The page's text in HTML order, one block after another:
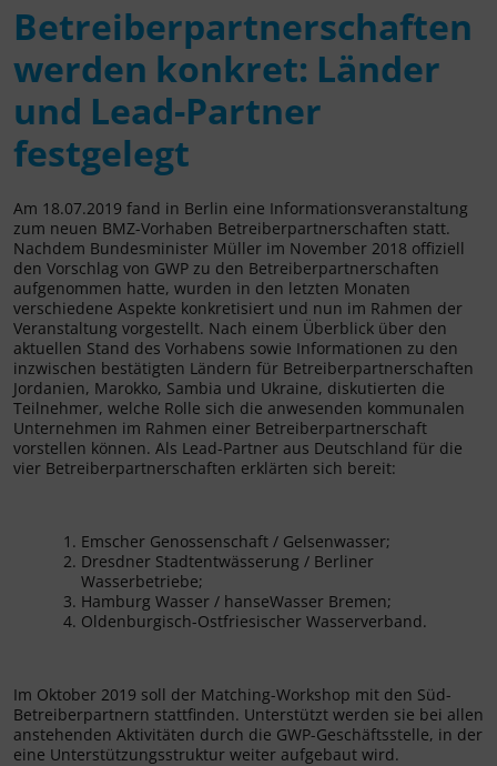
Betreiberpartnerschaften
werden konkret: Länder
und Lead-Partner
festgelegt
Am 18.07.2019 fand in Berlin eine Informationsveranstaltung
zum neuen BMZ-Vorhaben Betreiberpartnerschaften statt.
Nachdem Bundesminister Müller im November 2018 offiziell
den Vorschlag von GWP zu den Betreiberpartnerschaften
aufgenommen hatte, wurden in den letzten Monaten
verschiedene Aspekte konkretisiert und nun im Rahmen der
Veranstaltung vorgestellt. Nach einem Überblick über den
aktuellen Stand des Vorhabens sowie Informationen zu den
inzwischen bestätigten Ländern für Betreiberpartnerschaften
Jordanien, Marokko, Sambia und Ukraine, diskutierten die
Teilnehmer, welche Rolle sich die anwesenden kommunalen
Unternehmen im Rahmen einer Betreiberpartnerschaft
vorstellen können. Als Lead-Partner aus Deutschland für die
vier Betreiberpartnerschaften erklärten sich bereit:
Emscher Genossenschaft / Gelsenwasser;
Dresdner Stadtentwässerung / Berliner
Wasserbetriebe;
Hamburg Wasser / hanseWasser Bremen;
Oldenburgisch-Ostfriesischer Wasserverband.
Im Oktober 2019 soll der Matching-Workshop mit den Süd-
Betreiberpartnern stattfinden. Unterstützt werden sie bei allen
anstehenden Aktivitäten durch die GWP-Geschäftsstelle, in der
eine Unterstützungsstruktur weiter aufgebaut wird.